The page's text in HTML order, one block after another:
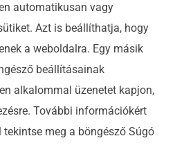
automatikusan vagy
Azt is beállíthatja, hogy
a weboldalra. Egy másik
beállításainak
alkalommal üzenetet kapjon,
További információkért
tekintse meg a böngésző Súgó